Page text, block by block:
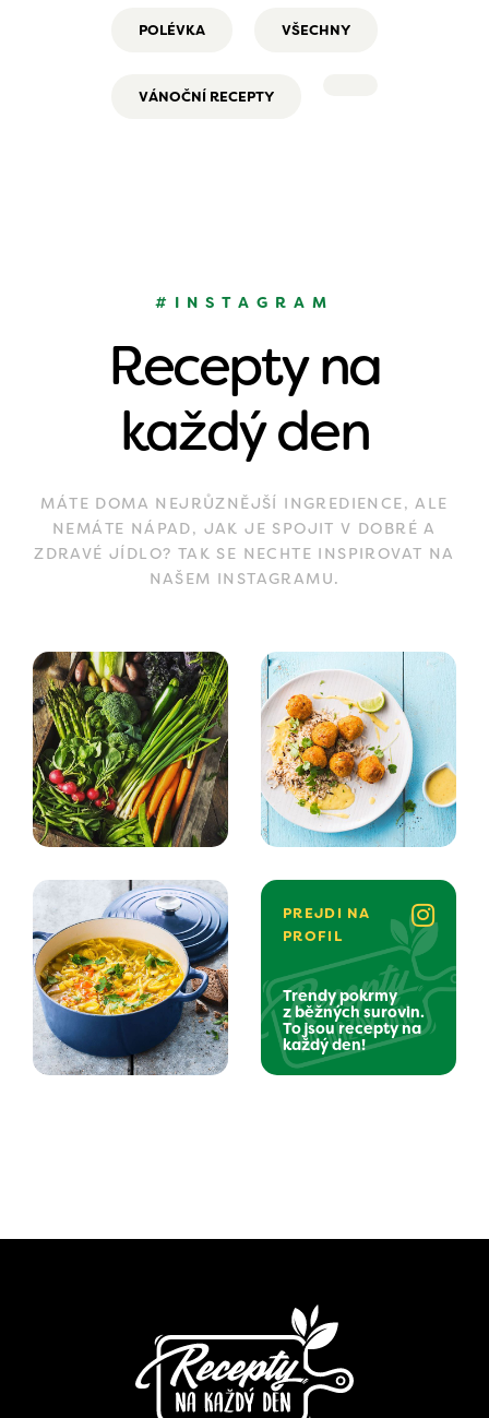
POLÉVKA VŠECHNY
VÁNOČNÍ RECEPTY
#INSTAGRAM
Recepty na
každý den
MÁTE DOMA NEJRŮZNĚJŠÍ INGREDIENCE, ALE
NEMÁTE NÁPAD, JAK JE SPOJIT V DOBRÉ A
ZDRAVÉ JÍDLO? TAK SE NECHTE INSPIROVAT NA
NAŠEM INSTAGRAMU.
PREJDI NA
PROFIL
Trendy pokrmy
z běžných surovin.
To jsou recepty na
každý den!